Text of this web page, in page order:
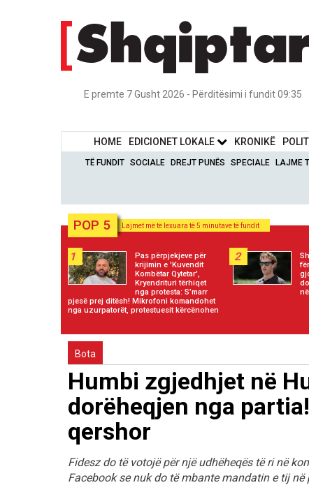
E premte 7 Gusht 2026 - Përditësimi i fundit 09:35
HOME EDICIONET LOKALE KRONIKË
TË FUNDIT SOCIALE DREJT PUNËS SPECIALE LAJME
POP 5 Lajmet më të lexuara të 5 minutave të fundit
1
Pas përpjekjeve për
krijimin e 'Kuvendit
Kombëtar Qytetar',
Kryendrituri tërhiqet
nga protesta: S’marr
pjesë prej ditësh! Mikrofoni komandohet
nga uzurpatorët, protestuesit kërcënohen
2
Bota
Humbi zgjedhjet në
dorëheqjen nga
qershor
Fidesz do të votojë për një udhëheqës të ri në
Facebook se nuk do të mbante mandatin e tij në